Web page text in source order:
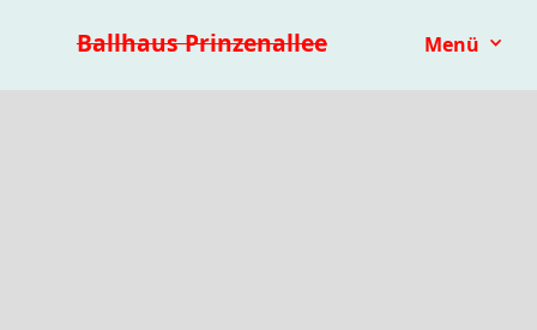
Ballhaus Prinzenallee Menü
Kinder- & Jugendtheater mit.mach.bühne